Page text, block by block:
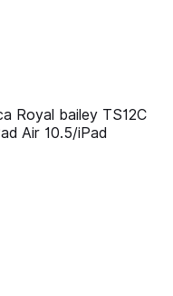
Royal bailey TS12C
Air 10.5/iPad